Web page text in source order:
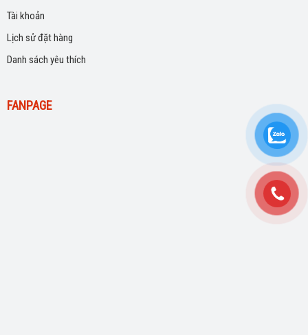
Tài khoản
Lịch sử đặt hàng
Danh sách yêu thích
FANPAGE